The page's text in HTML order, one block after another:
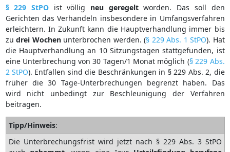
§ 229 StPOist völlig neu geregeltworden. Das soll den
Gerichten das Verhandeln insbesondere in Umfangsverfahren
erleichtern. In Zukunft kann die Hauptverhandlung immer bis
zu drei Wochenunterbrochen werden. (§ 229 Abs. 1 StPO). Hat
die Hauptverhandlung an 10 Sitzungstagen stattgefunden, ist
eine Unterbrechung von 30 Tagen/1 Monat möglich (§ 229 Abs.
2 StPO). Entfallen sind die Beschränkungen in § 229 Abs. 2, die
früher die 30 Tage-Unterbrechungen begrenzt haben. Das
wird nicht unbedingt zur Beschleunigung der Verfahren
beitragen.
Tipp/Hinweis:
Die Unterbrechungsfrist wird jetzt nach § 229 Abs. 3 StPO